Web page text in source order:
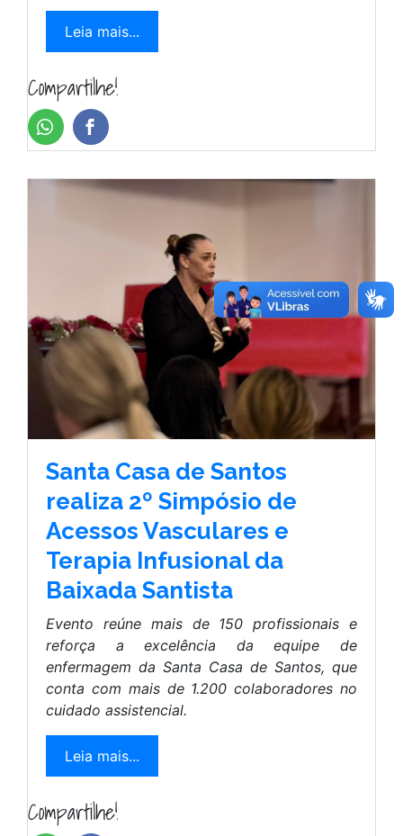
Leia mais...
Compartilhe!
Santa Casa de Santos
realiza 2º Simpósio de
Acessos Vasculares e
Terapia Infusional da
Baixada Santista
Evento reúne mais de 150 profissionais e
reforça a excelência da equipe de
enfermagem da Santa Casa de Santos, que
conta com mais de 1.200 colaboradores no
cuidado assistencial.
Leia mais...
Compartilhe!